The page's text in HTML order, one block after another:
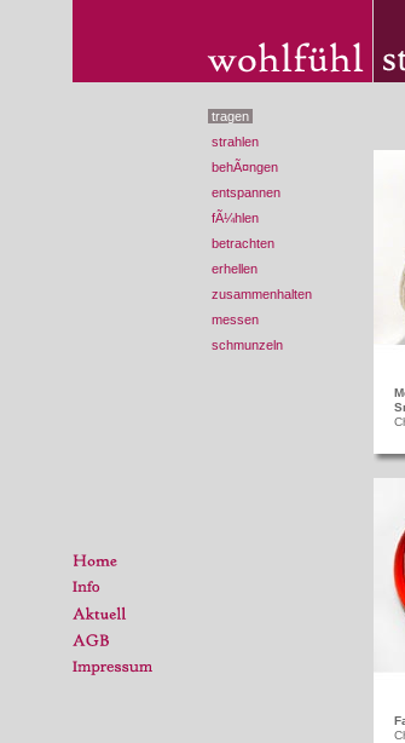
tragen
strahlen
behÃ¤ngen
entspannen
fÃ¼hlen
betrachten
erhellen
zusammenhalten
messen
schmunzeln